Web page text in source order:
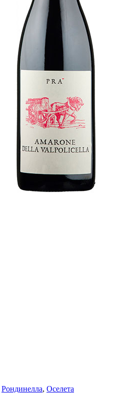
Рондинелла, Оселета